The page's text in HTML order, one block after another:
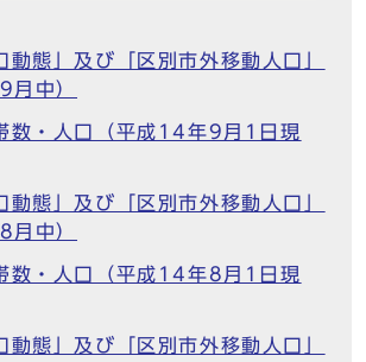
動態」及び「区別市外移動人口」
月中）
数・人口（平成14年9月1日現
動態」及び「区別市外移動人口」
月中）
数・人口（平成14年8月1日現
動態」及び「区別市外移動人口」